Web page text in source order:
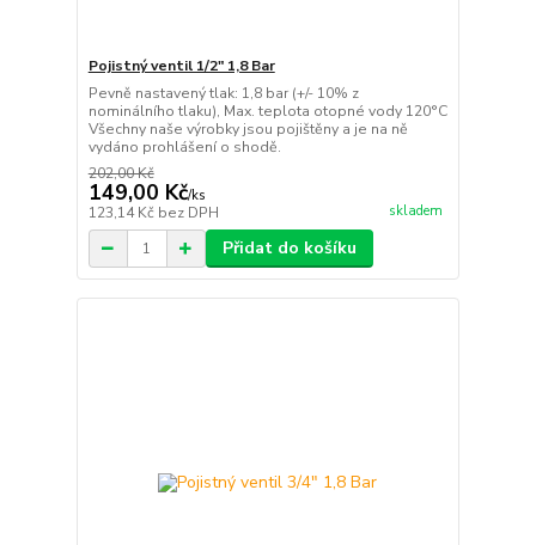
Pojistný ventil 1/2" 1,8 Bar
Pevně nastavený tlak: 1,8 bar (+/- 10% z
nominálního tlaku), Max. teplota otopné vody 120°C
Všechny naše výrobky jsou pojištěny a je na ně
vydáno prohlášení o shodě.
202,00 Kč
149,00 Kč/ks
123,14 Kč bez DPH skladem
Přidat do košíku